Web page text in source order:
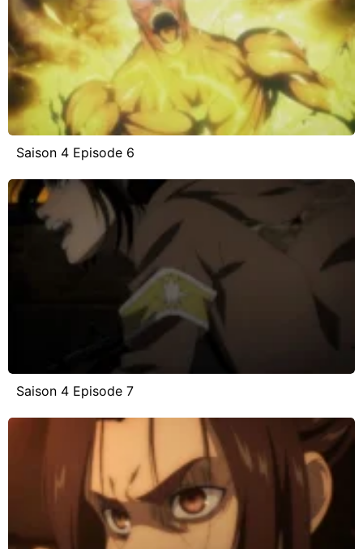
Saison 4 Episode 6
Saison 4 Episode 7